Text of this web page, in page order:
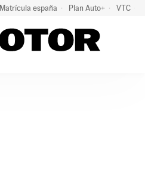
Matrícula españa Plan Auto+ VTC